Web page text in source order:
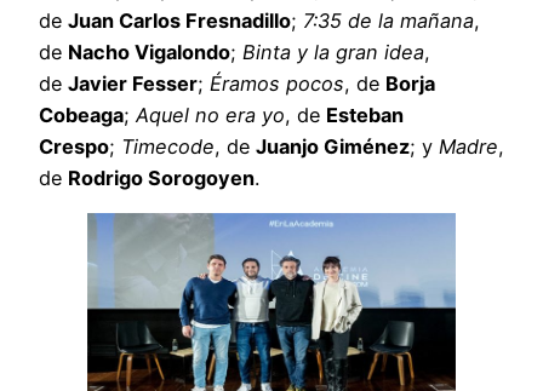
de Juan Carlos Fresnadillo; 7:35 de la mañana,
de Nacho Vigalondo; Binta y la gran idea,
de Javier Fesser; Éramos pocos, de Borja
Cobeaga;Aquel no era yo, de Esteban
Crespo; Timecode, de Juanjo Giménez; y Madre,
de Rodrigo Sorogoyen.